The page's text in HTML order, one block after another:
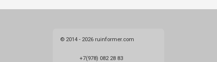
© 2014 - 2026 ruinformer.com
+7(978) 082 28 83